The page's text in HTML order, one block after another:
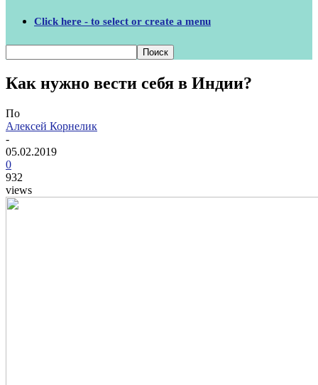
Click here - to select or create a menu
Как нужно вести себя в Индии?
По
Алексей Корнелик
-
05.02.2019
0
932
views